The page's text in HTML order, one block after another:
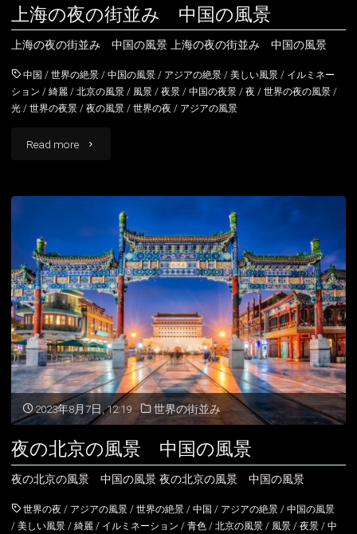
風
上海の夜の街並み 中国の風景
上海の夜の街並み 中国の風景 上海の夜の街並み 中国の風景
中国 /世界の絶景 /中国の風景 / アジアの絶景 /美しい風景 / イルミネー
ション /綺麗 /北京の風景 / 風景 /夜景 /中国の夜景 /夜 /世界の夜の風景 /
光 /世界の夜景 /夜の風景 /世界の夜 / アジアの風景
Read more "上
の
街
並
み
中
の
景"
2023年8月7日, 12:19 世界の街並み
夜の北京の風景 中国の風景
夜の北京の風景 中国の風景 夜の北京の風景 中国の風景
世界の夜 / アジアの風景 /世界の絶景 /中国 / アジアの絶景 /中国の風景
/美しい風景 /綺麗 / イルミネーション /青色 /北京の風景 / 風景 /夜景 /中
アイスランド
アイルランド
アルバニア
アルメニア
イングランド
ウェールズ